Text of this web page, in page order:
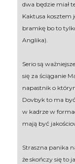
dwa będzie miał
Kaktusa kosztem
bramkę bo to
Anglika).
Serio są
się za ściąganie
napastnik o
Dovbyk to ma
w kadrze w
mają być
Straszna panika
że skończy się to